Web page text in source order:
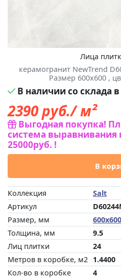
Лица
керамогранит NewTrend
Размер 600x600 ,
В наличии со склада
2390руб./ м²
Выгодная покупка!
система выравнивания
25000руб. !
В
Коллекция
Salt
Артикул
Размер, мм
600x600
Толщина, мм
9.5
Лиц плитки
24
Метров в коробке, м2 1.4400
Кол-во в коробке
4